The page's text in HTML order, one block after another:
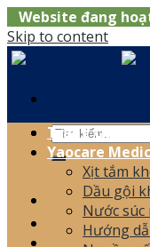
Website đang
Skip to content
Trang chủ
Yaocare Medic
Xịt tắm
Dầu gội
Nước súc
Hướng